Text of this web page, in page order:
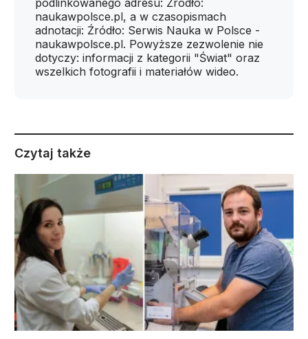
podlinkowanego adresu: Źródło:
naukawpolsce.pl, a w czasopismach
adnotacji: Źródło: Serwis Nauka w Polsce -
naukawpolsce.pl. Powyższe zezwolenie nie
dotyczy: informacji z kategorii "Świat" oraz
wszelkich fotografii i materiałów wideo.
Czytaj także